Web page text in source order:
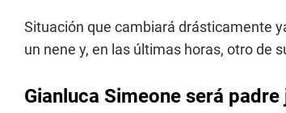
Situación que cambiará drásticamente
un nene y, en las últimas horas, otro de
Gianluca Simeone será